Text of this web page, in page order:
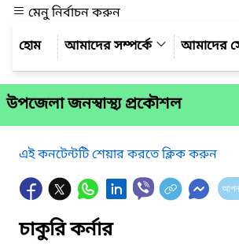
মেনু নির্বাচন করুন
আমাদের সম্পর্কে
আমাদের
উপজেলা জনস্বাস্থ্য প্রকৌশল
এই কনটেন্টটি শেয়ার করতে ক্লিক করুন
চাকুরি কর্নার